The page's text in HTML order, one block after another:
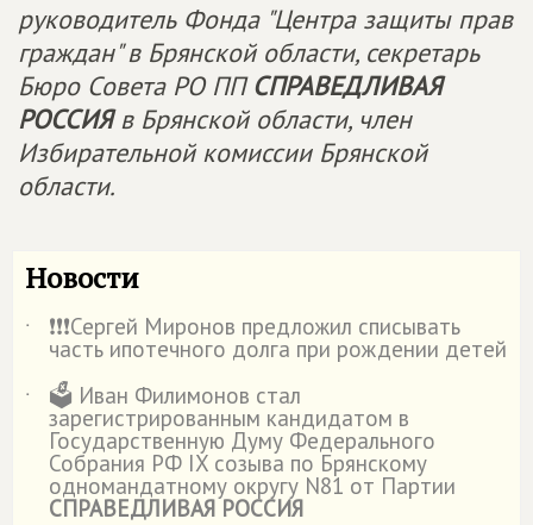
руководитель Фонда "Центра защиты прав
граждан" в Брянской области, секретарь
Бюро Совета РО ППСПРАВЕДЛИВАЯ
РОССИЯв Брянской области, член
Избирательной комиссии Брянской
области.
Новости
˙ ❗️❗️❗️Сергей Миронов предложил списывать
часть ипотечного долга при рождении детей
˙
🗳️ Иван Филимонов стал
зарегистрированным кандидатом в
Государственную Думу Федерального
Собрания РФ IX созыва по Брянскому
одномандатному округу N81 от Партии
СПРАВЕДЛИВАЯ РОССИЯ